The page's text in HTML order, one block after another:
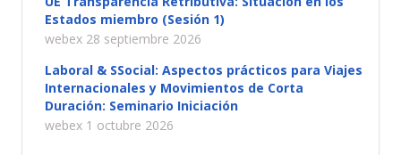
Estados miembro (Sesión 1)
webex 28 septiembre 2026
Laboral & SSocial: Aspectos prácticos para Viajes
Internacionales y Movimientos de Corta
Duración: Seminario Iniciación
webex 1 octubre 2026